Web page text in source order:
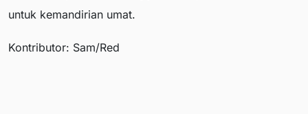
untuk kemandirian umat.
Kontributor: Sam/Red